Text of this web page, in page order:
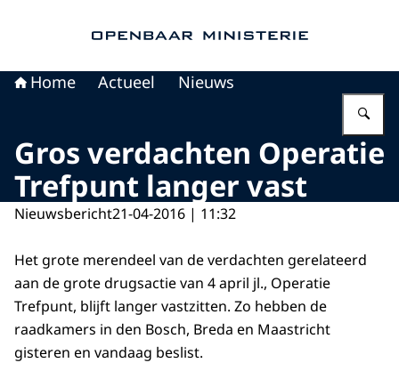
Home Actueel Nieuws
Gros verdachten Operatie
Trefpunt langer vast
Nieuwsbericht21-04-2016 | 11:32
Het grote merendeel van de verdachten gerelateerd
aan de grote drugsactie van 4 april jl., Operatie
Trefpunt, blijft langer vastzitten. Zo hebben de
raadkamers in den Bosch, Breda en Maastricht
gisteren en vandaag beslist.